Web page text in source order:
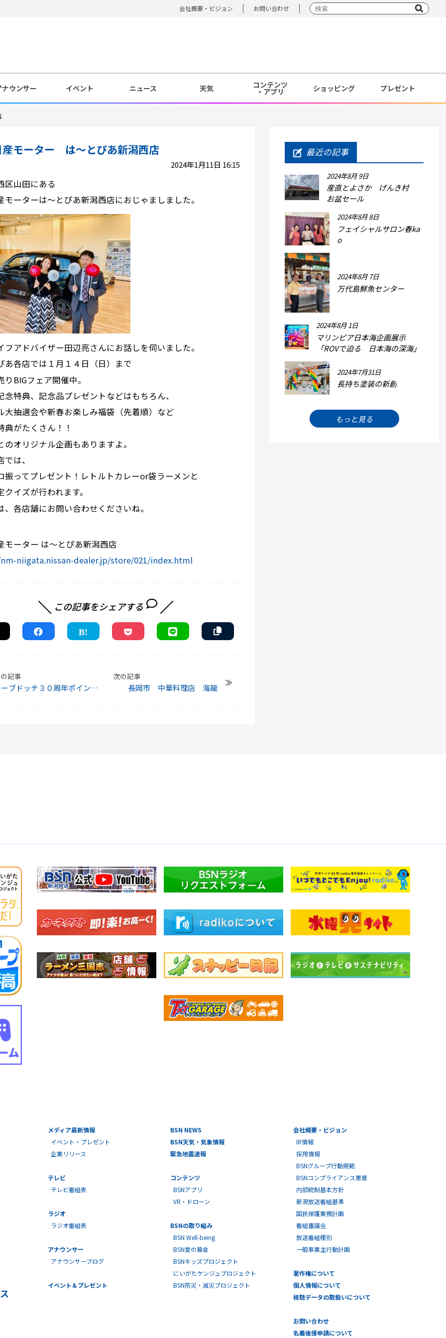
会社概要・ビジョン お問い合わせ
ナウンサー イベント ニュース 天気 コンテンツ
・アプリ ショッピング プレゼント
産モーター は～とぴあ新潟西店
2024年1月11日 16:15
区山田にある
モーターは～とぴあ新潟西店におじゃましました。
フアドバイザー田辺亮さんにお話しを伺いました。
あ各店では１月１４日（日）まで
りBIGフェア開催中。
念特典、記念品プレゼントなどはもちろん、
大抽選会や新春お楽しみ福袋（先着順）など
典がたくさん！！
のオリジナル企画もありますよ。
は、
振ってプレゼント！レトルトカレーor袋ラーメンと
クイズが行われます。
、各店舗にお問い合わせくださいね。
モーター は～とぴあ新潟西店
niigata.nissan-dealer.jp/store/021/index.html
この記事をシェアする
記事
ブドッチ３０周年ポイント
次の記事
長岡市 中華料理店 海龍
最近の記事
2024年8月 9日
産直とよさか げんき村
お盆セール
2024年8月 8日
フェイシャルサロン春ka
o
2024年8月 7日
万代島鮮魚センター
2024年8月 1日
マリンピア日本海企画展示
「ROVで迫る 日本海の深海」
2024年7月31日
長持ち塗装の新創
もっと見る
メディア最新情報
イベント・プレゼント
企業リリース
テレビ
テレビ番組表
ラジオ
ラジオ番組表
アナウンサー
アナウンサーブログ
イベント＆プレゼント
BSN NEWS
BSN天気・気象情報
緊急地震速報
コンテンツ
BSNアプリ
VR・ドローン
BSNの取り組み
BSN Well-being
BSN愛の募金
BSNキッズプロジェクト
にいがたケンジュプロジェクト
BSN防災・減災プロジェクト
会社概要・ビジョン
IR情報
採用情報
BSNグループ行動規範
BSNコンプライアンス憲章
内部統制基本方針
新潟放送番組基準
国民保護業務計画
番組審議会
放送番組種別
一般事業主行動計画
著作権について
個人情報について
視聴データの取扱いについて
お問い合わせ
名義後援申請について